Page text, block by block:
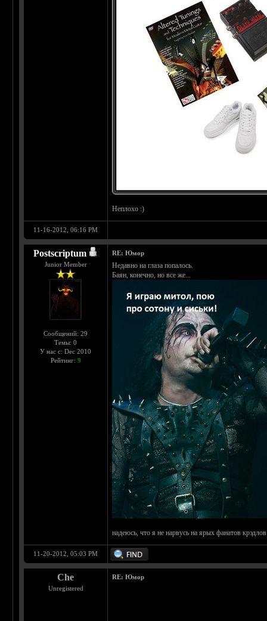
Неплохо :)
11-16-2012, 06:16 PM
Postscriptum
Junior Member
Сообщений: 29
Темы: 0
У нас с: Dec 2010
Рейтинг: 9
RE: Юмор
Недавно на глаза попалось.
Баян, конечно, но все же...
надеюсь, что я не нарвусь на ярых фанатов
11-20-2012, 05:03 PM
Che
Unregistered
RE: Юмор